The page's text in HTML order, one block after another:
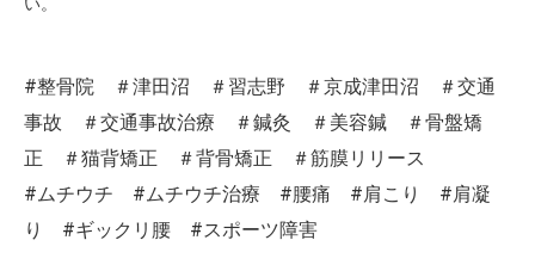
い。
#整骨院 ＃津田沼 ＃習志野 ＃京成津田沼 ＃交通
事故 ＃交通事故治療 ＃鍼灸 ＃美容鍼 ＃骨盤矯
正 ＃猫背矯正 ＃背骨矯正 ＃筋膜リリース
#ムチウチ #ムチウチ治療 #腰痛 #肩こり #肩凝
り #ギックリ腰 #スポーツ障害